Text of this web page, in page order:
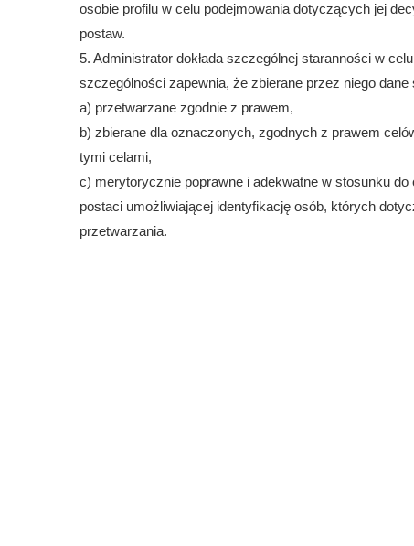
osobie profilu w celu podejmowania dotyczących jej
postaw.
5. Administrator dokłada szczególnej staranności w
szczególności zapewnia, że zbierane przez niego dane
a) przetwarzane zgodnie z prawem,
b) zbierane dla oznaczonych, zgodnych z prawem
tymi celami,
c) merytorycznie poprawne i adekwatne w stosunku
postaci umożliwiającej identyfikację osób, których
przetwarzania.